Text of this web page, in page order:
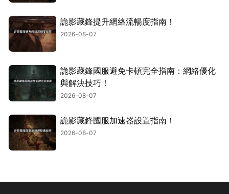
詭影藏鋒提升網絡流暢度指南！
2026-08-07
詭影藏鋒國服避免卡頓完全指南：網絡優化
與解決技巧！
2026-08-07
詭影藏鋒國服加速器設置指南！
2026-08-07